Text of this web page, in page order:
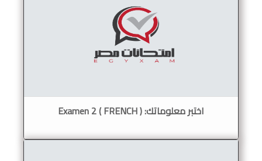
اختبر معلوماتك: Examen 2 ( FRENCH )